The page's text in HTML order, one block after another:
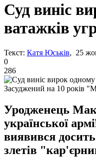
Суд виніс
ватажків
Текст: Катя Юськів, 25
0
286
Засуджений на 10 років
Уродженець
української
виявився
злетів